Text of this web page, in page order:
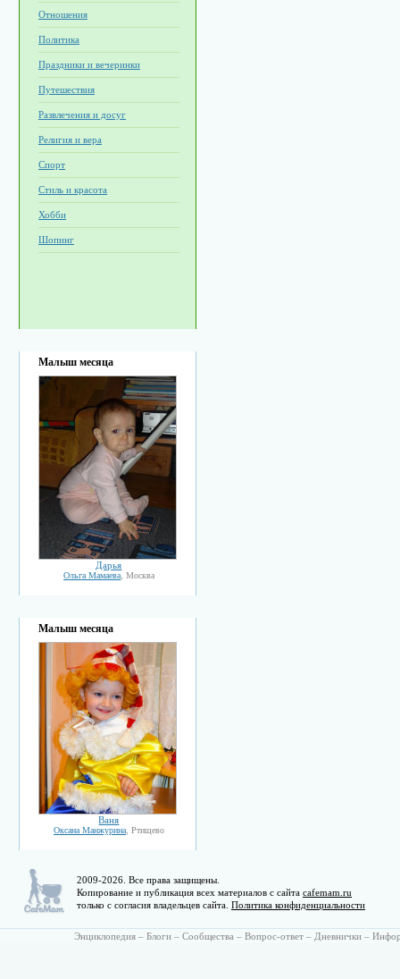
Отношения
Политика
Праздники и вечеринки
Путешествия
Развлечения и досуг
Религия и вера
Спорт
Стиль и красота
Хобби
Шопинг
Малыш месяца
Дарья
Ольга Мамаева , Москва
Малыш месяца
Ваня
Оксана Манжурина, Ртищево
2009-2026. Все права защищены.
Копирование и публикация всех материалов с сайта cafemam.ru
только с согласия владельцев сайта. Политика конфиденциальности
Энциклопедия – Блоги – Сообщества – Вопрос-ответ – Дневнички –